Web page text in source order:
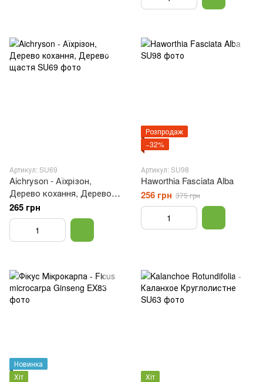
Артикул: SU69
Aichryson - Аїхрізон,
Дерево кохання, Дерево
щастя
265 грн
Розпродаж
−32%
Артикул: SU98
Haworthia Fasciata Alba
256 грн 375 грн
Новинка
Хіт
Хіт